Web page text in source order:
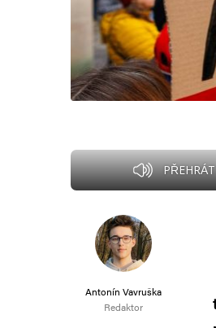
Antonín Vavruška
Redaktor